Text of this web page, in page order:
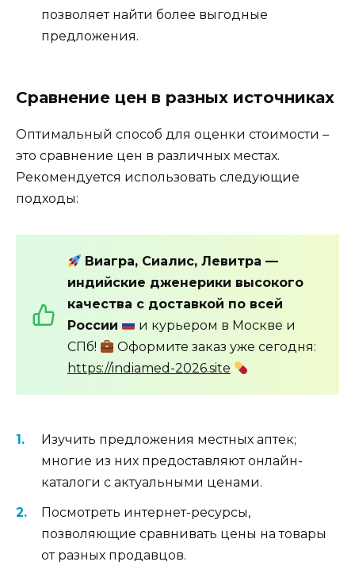
позволяет найти более выгодные
предложения.
Сравнение цен в разных источниках
Оптимальный способ для оценки стоимости –
это сравнение цен в различных местах.
Рекомендуется использовать следующие
подходы:
Виагра, Сиалис, Левитра —
индийские дженерики высокого
качества с доставкой по всей
России
и курьером в Москве и
СПб!
Оформите заказ уже сегодня:
https://indiamed-2026.site
Изучить предложения местных аптек;
многие из них предоставляют онлайн-
каталоги с актуальными ценами.
Посмотреть интернет-ресурсы,
позволяющие сравнивать цены на товары
от разных продавцов.